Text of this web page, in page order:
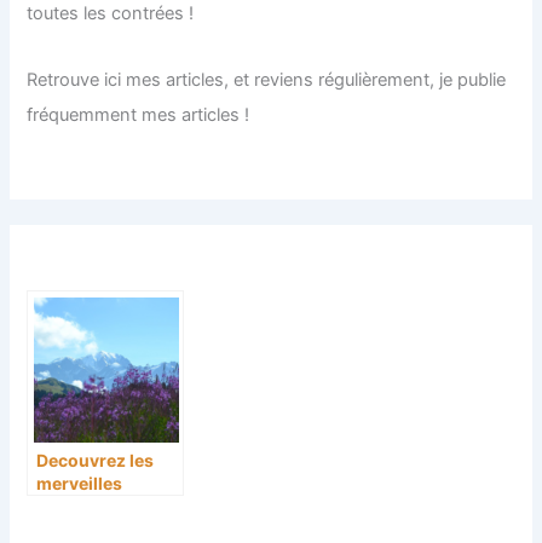
toutes les contrées !
Retrouve ici mes articles, et reviens régulièrement, je publie
fréquemment mes articles !
Decouvrez les
merveilles